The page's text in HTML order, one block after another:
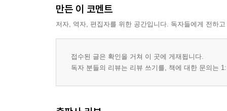
만든 이 코멘트
저자, 역자, 편집자를 위한 공간입니다. 독자들에게 전하
접수된 글은 확인을 거쳐 이 곳에 게재됩니다.
독자 분들의 리뷰는 리뷰 쓰기를, 책에 대한 문의는